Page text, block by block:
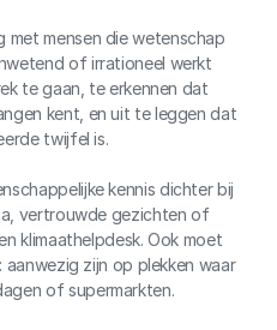
met mensen die wetenschap
of irrationeel werkt
te gaan, te erkennen dat
kent, en uit te leggen dat
twijfel is.
kennis dichter bij
vertrouwde gezichten of
klimaathelpdesk. Ook moet
zijn op plekken waar
of supermarkten.